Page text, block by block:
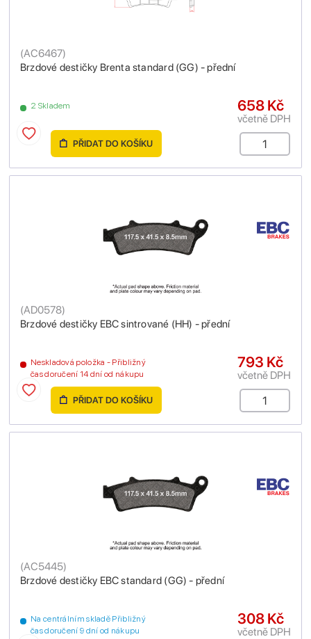
Brzdové destičky Brenta standard (GG) - přední
(AC6467)
2 Skladem 658 Kč
včetně DPH
PŘIDAT DO KOŠÍKU
Brzdové destičky EBC sintrované (HH) - přední
(AD0578)
Neskladová položka - Přibližný
čas doručení 14 dní od nákupu
793 Kč
včetně DPH
PŘIDAT DO KOŠÍKU
Brzdové destičky EBC standard (GG) - přední
(AC5445)
Na centrálním skladě Přibližný
čas doručení 9 dní od nákupu
308 Kč
včetně DPH